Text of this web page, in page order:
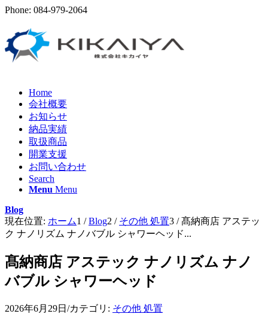
Phone: 084-979-2064
Home
会社概要
お知らせ
納品実績
取扱商品
開業支援
お問い合わせ
Search
Menu Menu
Blog
現在位置: ホーム1 / Blog2 / その他 処置3 / 髙納商店 アステッ
ク ナノリズム ナノバブル シャワーヘッド...
髙納商店 アステック ナノリズム ナノ
バブル シャワーヘッド
2026年6月29日 /カテゴリ: その他 処置